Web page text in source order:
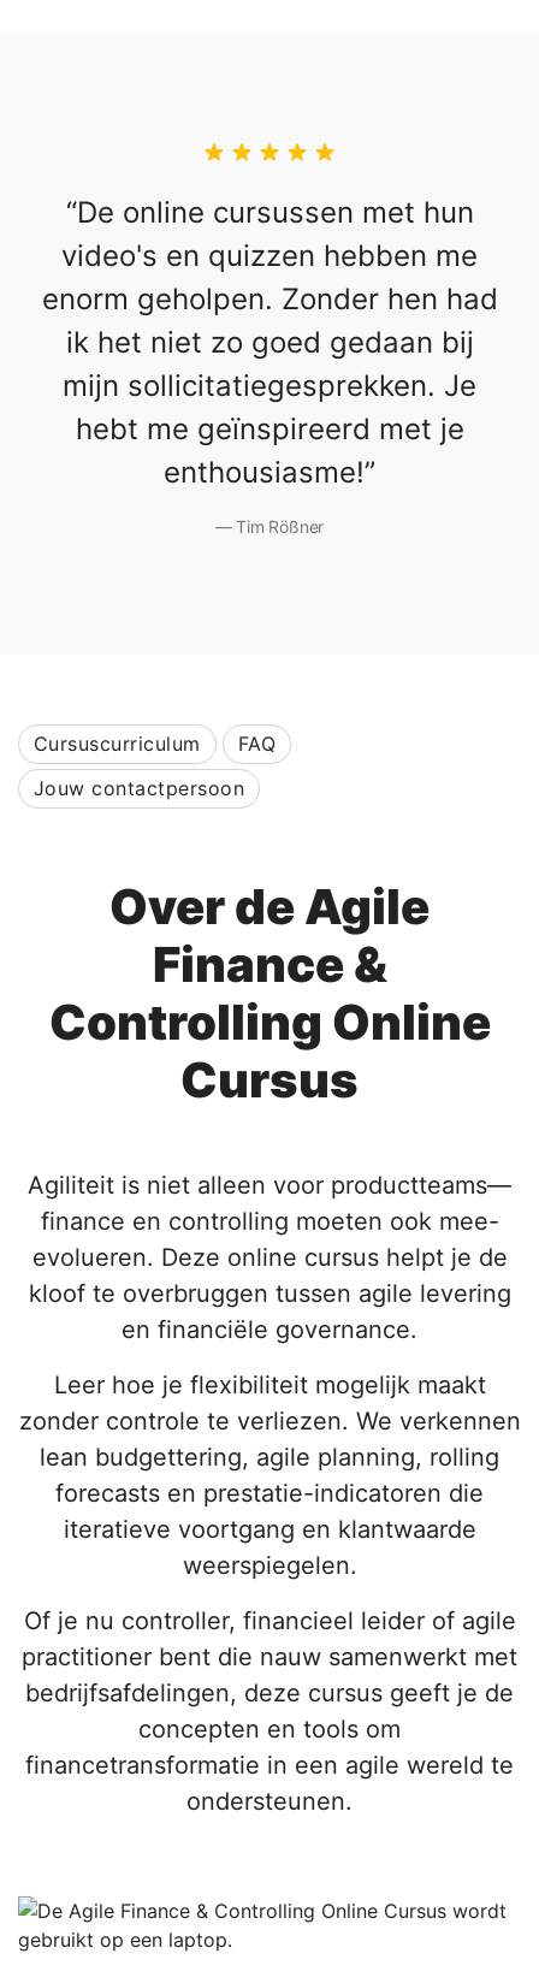
De online cursussen met hun
video's en quizzen hebben me
enorm geholpen. Zonder hen had
ik het niet zo goed gedaan bij
mijn sollicitatiegesprekken. Je
hebt me geïnspireerd met je
enthousiasme!
Tim Rößner
Cursuscurriculum
FAQ
Jouw contactpersoon
Over de Agile
Finance &
Controlling Online
Cursus
Agiliteit is niet alleen voor productteams—
finance en controlling moeten ook mee-
evolueren. Deze online cursus helpt je de
kloof te overbruggen tussen agile levering
en financiële governance.
Leer hoe je flexibiliteit mogelijk maakt
zonder controle te verliezen. We verkennen
lean budgettering, agile planning, rolling
forecasts en prestatie-indicatoren die
iteratieve voortgang en klantwaarde
weerspiegelen.
Of je nu controller, financieel leider of agile
practitioner bent die nauw samenwerkt met
bedrijfsafdelingen, deze cursus geeft je de
concepten en tools om
financetransformatie in een agile wereld te
ondersteunen.